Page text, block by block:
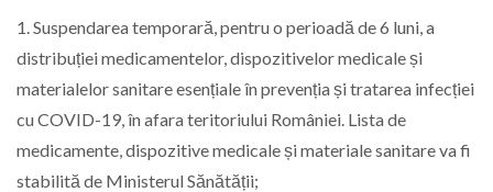
1. Suspendarea temporară, pentru o perioadă de 6 luni, a
distribuției medicamentelor, dispozitivelor medicale și
materialelor sanitare esențiale în prevenția și tratarea infecției
cu COVID-19, în afara teritoriului României. Lista de
medicamente, dispozitive medicale și materiale sanitare va fi
stabilită de Ministerul Sănătății;